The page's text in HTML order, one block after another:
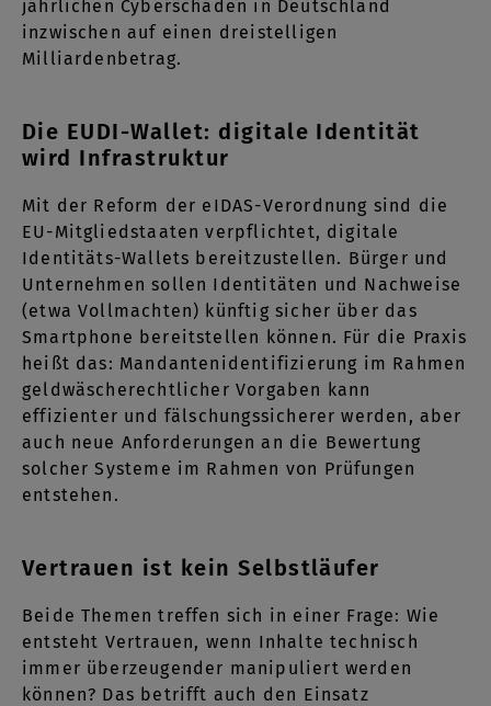
jährlichen Cyberschaden in Deutschland
inzwischen auf einen dreistelligen
Milliardenbetrag.
Die EUDI-Wallet: digitale Identität
wird Infrastruktur
Mit der Reform der eIDAS-Verordnung sind die
EU-Mitgliedstaaten verpflichtet, digitale
Identitäts-Wallets bereitzustellen. Bürger und
Unternehmen sollen Identitäten und Nachweise
(etwa Vollmachten) künftig sicher über das
Smartphone bereitstellen können. Für die Praxis
heißt das: Mandantenidentifizierung im Rahmen
geldwäscherechtlicher Vorgaben kann
effizienter und fälschungssicherer werden, aber
auch neue Anforderungen an die Bewertung
solcher Systeme im Rahmen von Prüfungen
entstehen.
Vertrauen ist kein Selbstläufer
Beide Themen treffen sich in einer Frage: Wie
entsteht Vertrauen, wenn Inhalte technisch
immer überzeugender manipuliert werden
können? Das betrifft auch den Einsatz